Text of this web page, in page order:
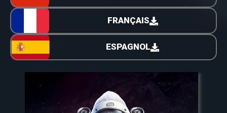
FRANÇAIS
ESPAGNOL